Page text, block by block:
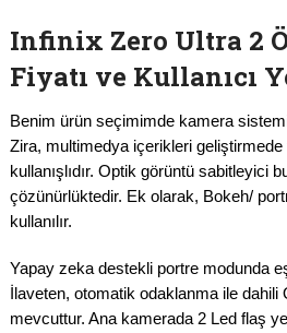
Infinix Zero Ultra 2
Fiyatı ve Kullanıcı
Benim ürün seçimimde kamera
Zira, multimedya içerikleri
kullanışlıdır. Optik görüntü sabitleyici
çözünürlüktedir. Ek olarak, Bokeh/
kullanılır.
Yapay zeka destekli portre modunda
İlaveten, otomatik odaklanma ile
mevcuttur. Ana kamerada 2 Led flaş